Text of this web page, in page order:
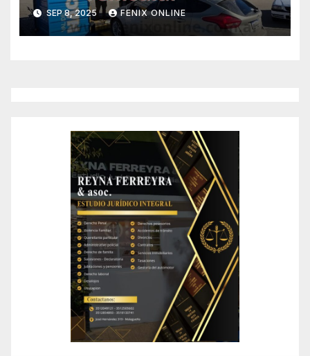
SEP 8, 2025 FENIX ONLINE